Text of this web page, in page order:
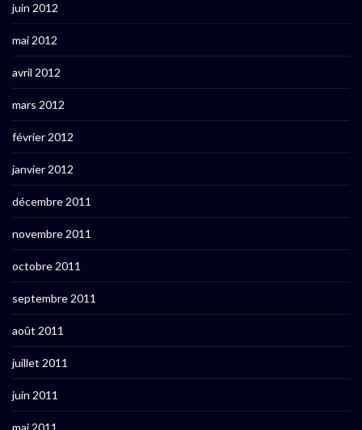
juin 2012
mai 2012
avril 2012
mars 2012
février 2012
janvier 2012
décembre 2011
novembre 2011
octobre 2011
septembre 2011
août 2011
juillet 2011
juin 2011